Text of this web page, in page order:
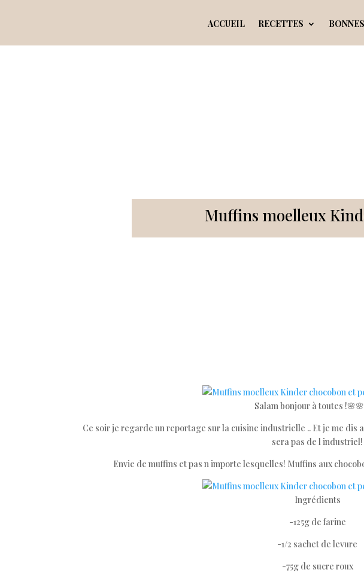
ACCUEIL RECETTES
Muffins moelleux
Salam bonjour à toutes
Ce soir je regarde un reportage sur la cuisine industrielle .. Et je me dis
sera pas de l industriel!
Envie de muffins et pas n importe lesquelles! Muffins aux
Ingrédients
-125g de farine
-1/2 sachet de levure
-75g de sucre roux